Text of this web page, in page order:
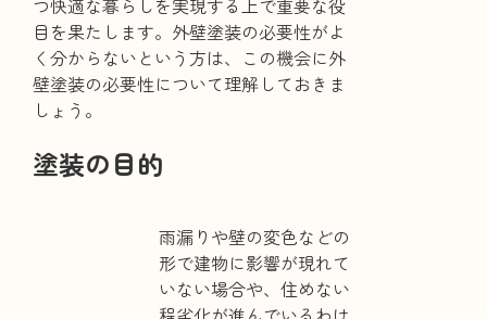
つ快適な暮らしを実現する上で重要な役
目を果たします。外壁塗装の必要性がよ
く分からないという方は、この機会に外
壁塗装の必要性について理解しておきま
しょう。
塗装の目的
雨漏りや壁の変色などの
形で建物に影響が現れて
いない場合や、住めない